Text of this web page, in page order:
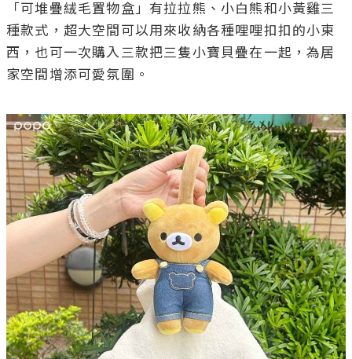
「可堆疊絨毛置物盒」有拉拉熊、小白熊和小黃雞三
種款式，超大空間可以用來收納各種哩哩扣扣的小東
西，也可一次購入三款把三隻小寶貝疊在一起，為居
家空間增添可愛氛圍。